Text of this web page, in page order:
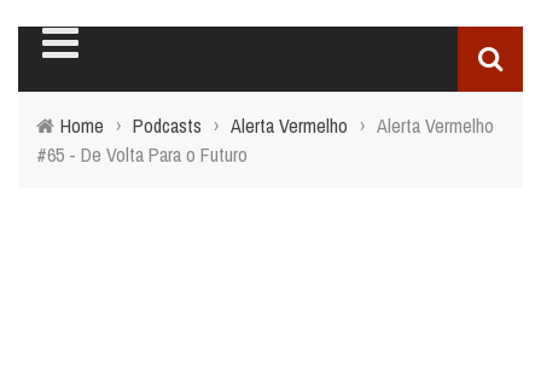
Home › Podcasts › Alerta Vermelho › Alerta Vermelho
#65 - De Volta Para o Futuro